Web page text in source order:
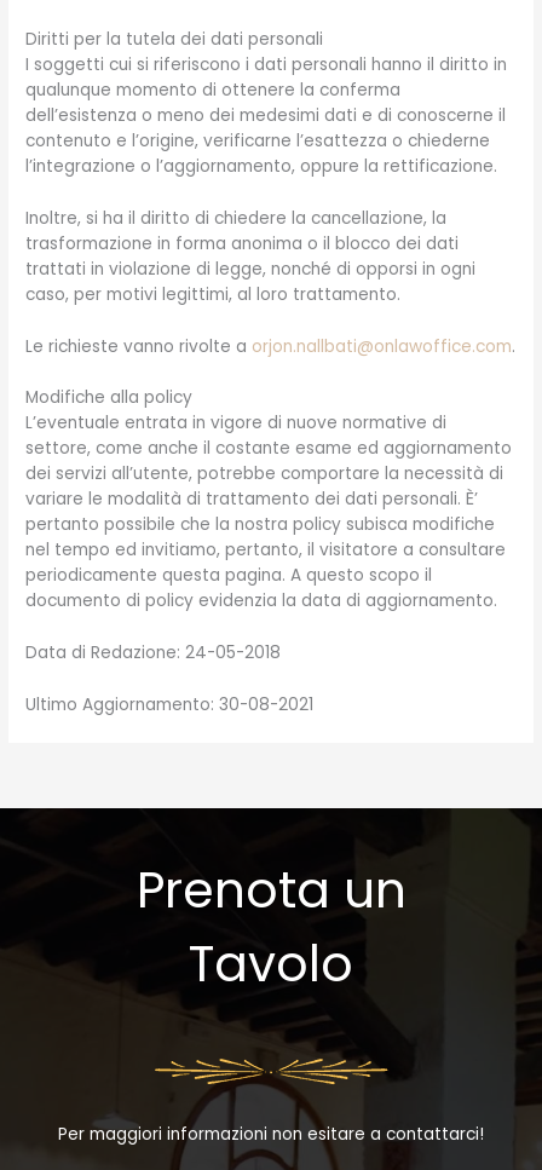
Diritti per la tutela dei dati personali
I soggetti cui si riferiscono i dati personali hanno il diritto in
qualunque momento di ottenere la conferma
dell’esistenza o meno dei medesimi dati e di conoscerne il
contenuto e l’origine, verificarne l’esattezza o chiederne
l’integrazione o l’aggiornamento, oppure la rettificazione.
Inoltre, si ha il diritto di chiedere la cancellazione, la
trasformazione in forma anonima o il blocco dei dati
trattati in violazione di legge, nonché di opporsi in ogni
caso, per motivi legittimi, al loro trattamento.
Le richieste vanno rivolte a orjon.nallbati@onlawoffice.com.
Modifiche alla policy
L’eventuale entrata in vigore di nuove normative di
settore, come anche il costante esame ed aggiornamento
dei servizi all’utente, potrebbe comportare la necessità di
variare le modalità di trattamento dei dati personali. È’
pertanto possibile che la nostra policy subisca modifiche
nel tempo ed invitiamo, pertanto, il visitatore a consultare
periodicamente questa pagina. A questo scopo il
documento di policy evidenzia la data di aggiornamento.
Data di Redazione: 24-05-2018
Ultimo Aggiornamento: 30-08-2021
Prenota un
Tavolo
Per maggiori informazioni non esitare a contattarci!